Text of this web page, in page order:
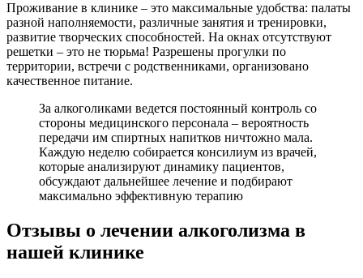
Проживание в клинике – это максимальные удобства: палаты
разной наполняемости, различные занятия и тренировки,
развитие творческих способностей. На окнах отсутствуют
решетки – это не тюрьма! Разрешены прогулки по
территории, встречи с родственниками, организовано
качественное питание.
За алкоголиками ведется постоянный контроль со
стороны медицинского персонала – вероятность
передачи им спиртных напитков ничтожно мала.
Каждую неделю собирается консилиум из врачей,
которые анализируют динамику пациентов,
обсуждают дальнейшее лечение и подбирают
максимально эффективную терапию
Отзывы о лечении алкоголизма в
нашей клинике